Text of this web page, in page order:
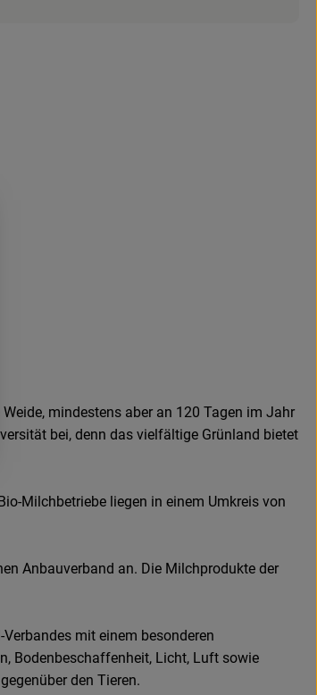
mindestens aber an 120 Tagen im Jahr
bei, denn das vielfältige Grünland bietet
Milchbetriebe liegen in einem Umkreis von
Anbauverband an. Die Milchprodukte der
mit einem besonderen
Bodenbeschaffenheit, Licht, Luft sowie
den Tieren.